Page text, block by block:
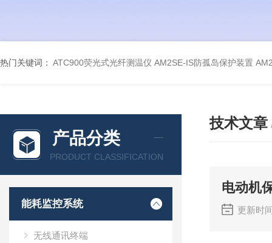
热门关键词： ATC900荧光式光纤测温仪 AM2SE-IS防孤岛保护装置
产品分类
PRODUCT CLASSIFICATION
能耗监控系统
无线通讯终端
技术文章
电动机
更新时